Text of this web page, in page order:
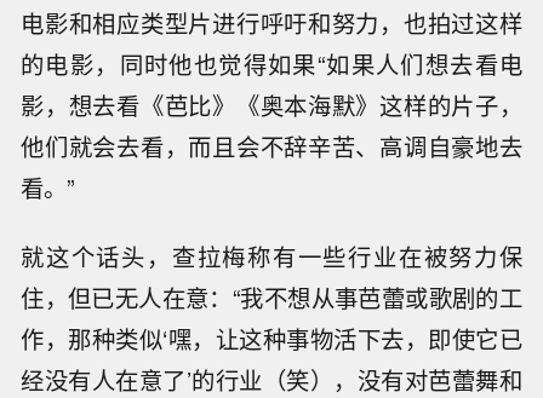
电影和相应类型片进行呼吁和努力，也拍过这样
的电影，同时他也觉得如果“如果人们想去看电
影，想去看《芭比》《奥本海默》这样的片子，
他们就会去看，而且会不辞辛苦、高调自豪地去
看。”
就这个话头，查拉梅称有一些行业在被努力保
住，但已无人在意：“我不想从事芭蕾或歌剧的工
作，那种类似‘嘿，让这种事物活下去，即使它已
经没有人在意了’的行业（笑），没有对芭蕾舞和